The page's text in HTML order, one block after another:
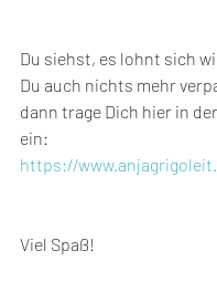
Du siehst, es lohnt sich
Du auch nichts mehr
dann trage Dich hier in
ein:
https://
Viel Spaß!